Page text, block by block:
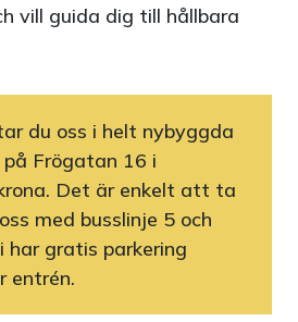
vill guida dig till hållbara
du oss i helt nybyggda
på Frögatan 16 i
Det är enkelt att ta
med busslinje 5 och
har gratis parkering
entrén.